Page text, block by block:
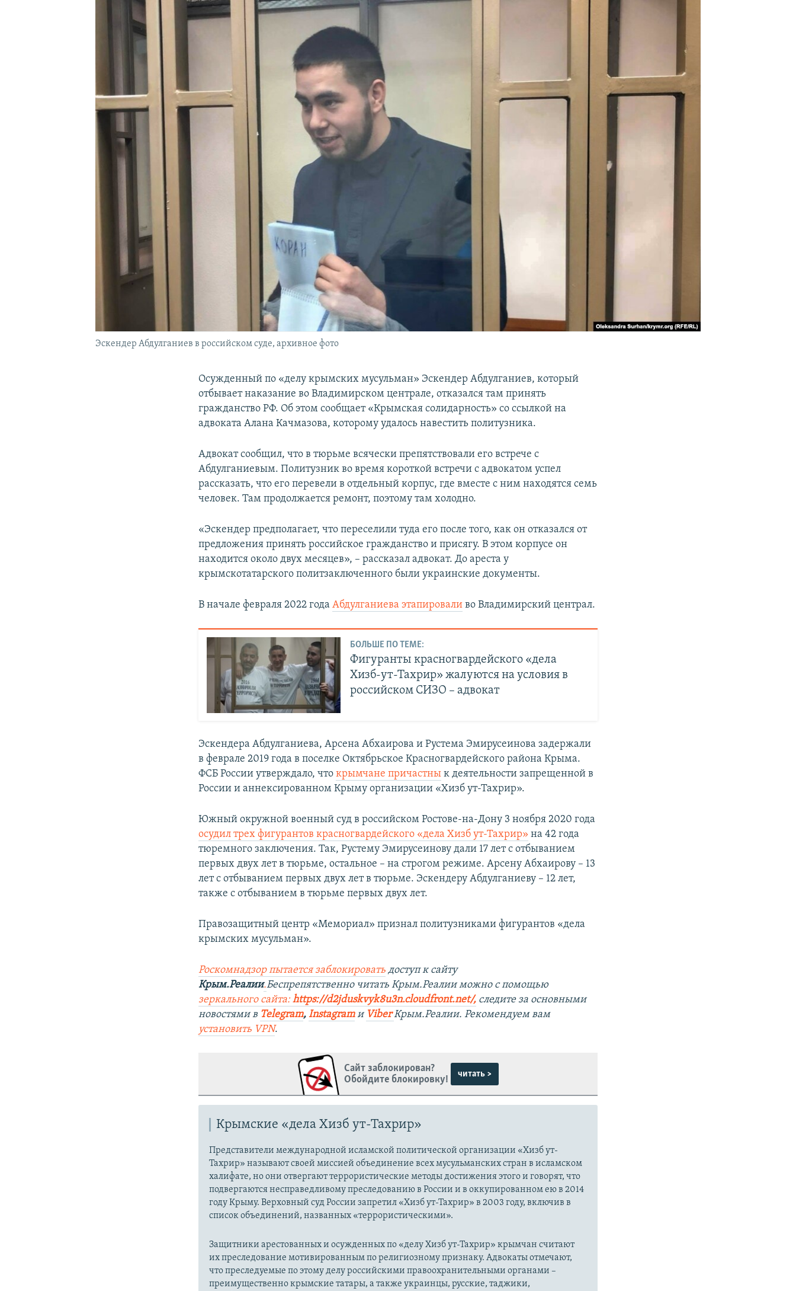
Эскендер Абдулганиев в российском суде, архивное фото
Осужденный по «делу крымских мусульман» Эскендер Абдулганиев, который
отбывает наказание во Владимирском централе, отказался там принять
гражданство РФ. Об этом сообщает «Крымская солидарность» со ссылкой на
адвоката Алана Качмазова, которому удалось навестить политузника.
Адвокат сообщил, что в тюрьме всячески препятствовали его встрече с
Абдулганиевым. Политузник во время короткой встречи с адвокатом успел
рассказать, что его перевели в отдельный корпус, где вместе с ним находятся семь
человек. Там продолжается ремонт, поэтому там холодно.
«Эскендер предполагает, что переселили туда его после того, как он отказался от
предложения принять российское гражданство и присягу. В этом корпусе он
находится около двух месяцев», – рассказал адвокат. До ареста у
крымскотатарского политзаключенного были украинские документы.
В начале февраля 2022 годаАбдулганиева этапировали во Владимирский централ.
БОЛЬШЕ ПО ТЕМЕ:
Фигуранты красногвардейского «дела
Хизб-ут-Тахрир» жалуются на условия в
российском СИЗО – адвокат
Эскендера Абдулганиева, Арсена Абхаирова и Рустема Эмирусеинова задержали
в феврале 2019 года в поселке Октябрьское Красногвардейского района Крыма.
ФСБ России утверждало, чтокрымчане причастны к деятельности запрещенной в
России и аннексированном Крыму организации «Хизб ут-Тахрир».​
Южный окружной военный суд в российском Ростове-на-Дону 3 ноября 2020 года
осудил трех фигурантов красногвардейского «дела Хизб ут-Тахрир» на 42 года
тюремного заключения. Так, Рустему Эмирусеинову дали 17 лет с отбыванием
первых двух лет в тюрьме, остальное – на строгом режиме. Арсену Абхаирову – 13
лет с отбыванием первых двух лет в тюрьме. ​Эскендеру Абдулганиеву – 12 лет,
также с отбыванием в тюрьме первых двух лет.
Правозащитный центр «Мемориал» признал политузниками фигурантов «дела
крымских мусульман».
Роскомнадзор пытается заблокировать доступ к сайту
Крым.Реалии.Беспрепятственно читать Крым.Реалии можно с помощью
зеркального сайта:https://d2jduskvyk8u3n.cloudfront.net/, следите за основными
новостями в Telegram,Instagramи ViberКрым.Реалии. Рекомендуем вам
установить VPN.
Сайт заблокирован?
Обойдите блокировку!
читать >
Крымские «дела Хизб ут-Тахрир»
Представители международной исламской политической организации «Хизб ут-
Тахрир» называют своей миссией объединение всех мусульманских стран в исламском
халифате, но они отвергают террористические методы достижения этого и говорят, что
подвергаются несправедливому преследованию в России и в оккупированном ею в 2014
году Крыму. Верховный суд России запретил «Хизб ут-Тахрир» в 2003 году, включив в
список объединений, названных «террористическими».
Защитники арестованных и осужденных по «делу Хизб ут-Тахрир» крымчан считают
их преследование мотивированным по религиозному признаку. Адвокаты отмечают,
что преследуемые по этому делу российскими правоохранительными органами –
преимущественно крымские татары, а также украинцы, русские, таджики,